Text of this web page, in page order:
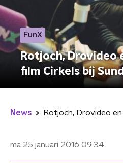
FunX
Rotjoch, Drovideo
film Cirkels bij
News
ma 25 januari 2016 09:34